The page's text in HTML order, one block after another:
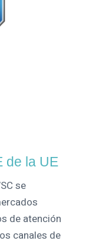
de la UE
se
de atención
canales de